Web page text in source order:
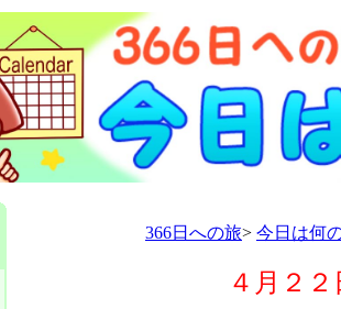
366日への旅> 今日は何
４月２